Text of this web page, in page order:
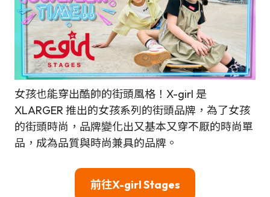
女孩也能穿出酷帥的街頭風格！X-girl 是
XLARGER 推出的女孩系列的街頭品牌，為了女孩
的街頭時尚，品牌變化出又基本又穿不厭的時尚單
品，成為品質與時尚兼具的品牌。
前往X-girl Stages